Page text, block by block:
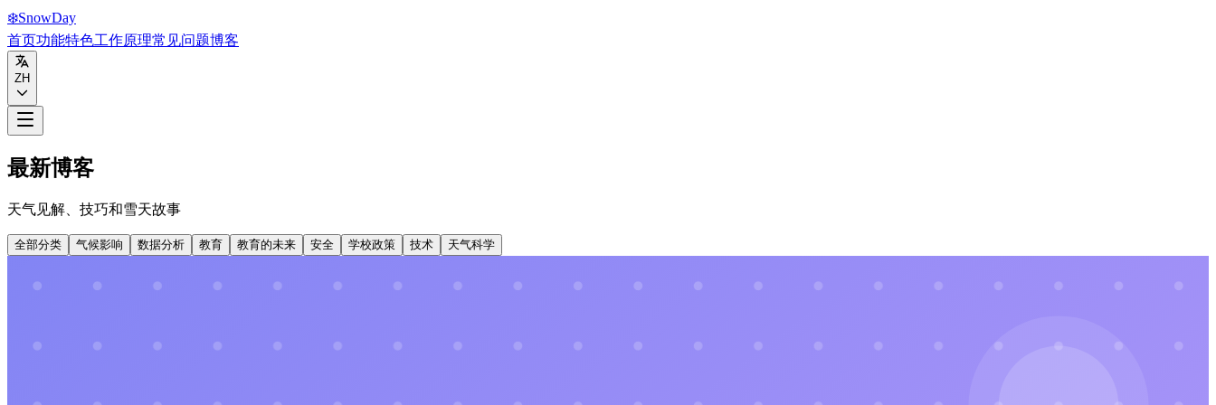
❄️SnowDay
首页功能特色工作原理常见问题博客
ZH
最新博客
天气见解、技巧和雪天故事
全部分类 气候影响 数据分析 教育 教育的未来 安全 学校政策 技术 天气科学